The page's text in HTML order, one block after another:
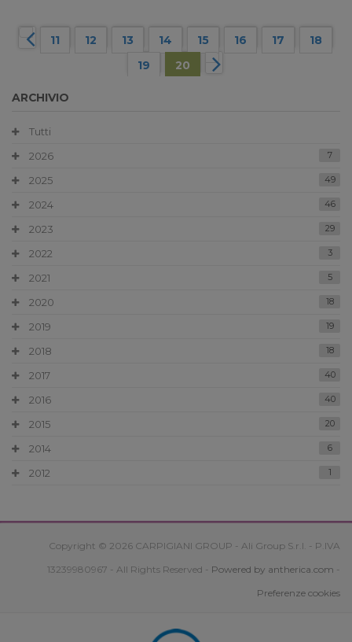
11 12 13 14 15 16 17
18
19
20
ARCHIVIO
Tutti
2026
7
2025 49
2024 46
2023 29
2022 3
2021 5
2020 18
2019 19
2018 18
2017 40
2016 40
2015 20
2014 6
2012 1
Copyright © 2026 CARPIGIANI GROUP - Ali Group S.r.l. - P.IVA
13239980967 - All Rights Reserved - Powered by antherica.com -
Preferenze cookies